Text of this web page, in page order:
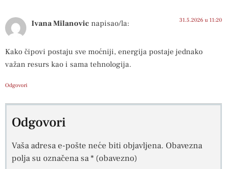
Ivana Milanovic napisao/la: 31.5.2026 u 11:20
Kako čipovi postaju sve moćniji, energija postaje jednako
važan resurs kao i sama tehnologija.
Odgovori
Odgovori
Vaša adresa e-pošte neće biti objavljena. Obavezna
polja su označena sa* (obavezno)